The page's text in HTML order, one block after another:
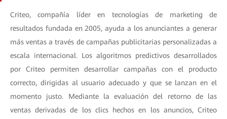
Criteo, compañía líder en tecnologías de marketing de
resultados fundada en 2005, ayuda a los anunciantes a generar
más ventas a través de campañas publicitarias personalizadas a
escala internacional. Los algoritmos predictivos desarrollados
por Criteo permiten desarrollar campañas con el producto
correcto, dirigidas al usuario adecuado y que se lanzan en el
momento justo. Mediante la evaluación del retorno de las
ventas derivadas de los clics hechos en los anuncios, Criteo